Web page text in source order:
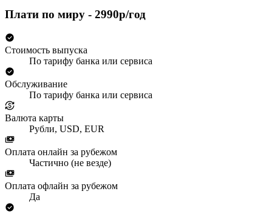
Плати по миру - 2990р/год
Стоимость выпуска
По тарифу банка или сервиса
Обслуживание
По тарифу банка или сервиса
Валюта карты
Рубли, USD, EUR
Оплата онлайн за рубежом
Частично (не везде)
Оплата офлайн за рубежом
Да